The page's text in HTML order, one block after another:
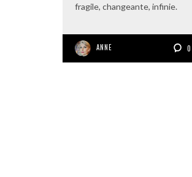
fragile, changeante, infinie.
ANNE 0